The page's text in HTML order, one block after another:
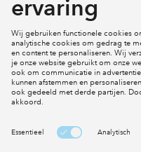
Social Media